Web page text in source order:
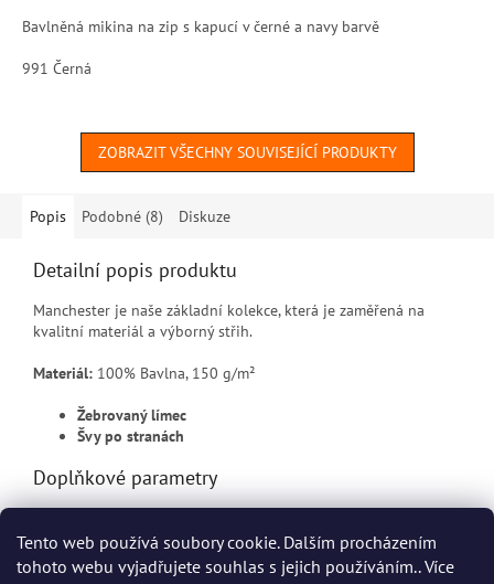
Tento web používá soubory cookie. Dalším procházením
tohoto webu vyjadřujete souhlas s jejich používáním.. Více
Bavlněná mikina na zip s kapucí v černé a navy barvě
991 Černá
ZOBRAZIT VŠECHNY SOUVISEJÍCÍ PRODUKTY
Popis Podobné (8) Diskuze
Detailní popis produktu
Manchester je naše základní kolekce, která je zaměřená na
kvalitní materiál a výborný střih.
Materiál: 100% Bavlna, 150 g/m²
Žebrovaný límec
Švy po stranách
Doplňkové parametry
EAN : 7040056071404